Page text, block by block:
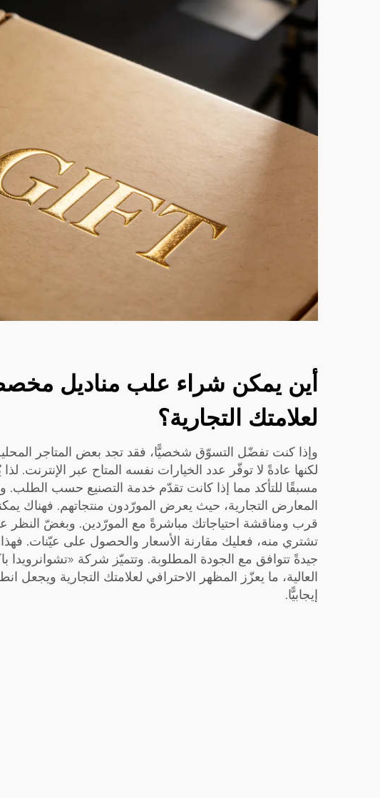
أين يمكن شراء علب مناديل
لعلامتك التجارية؟
وإذا كنت تفضّل التسوّق شخصيًّا، فقد تجد بعض المتاجر
لكنها عادةً لا توفّر عدد الخيارات نفسه المتاح عبر الإنترنت. لذا
مسبقًا للتأكد مما إذا كانت تقدّم خدمة التصنيع حسب
المعارض التجارية، حيث يعرض المورّدون منتجاتهم. فهناك
قرب ومناقشة احتياجاتك مباشرةً مع المورّدين. وبغضّ النظر
تشتري منه، فعليك مقارنة الأسعار والحصول على عيّنات.
جيدةً تتوافق مع الجودة المطلوبة. وتتميّز شركة «تشوانرويدا
العالية، ما يعزّز المظهر الاحترافي لعلامتك التجارية ويجعل
إيجابيًّا.